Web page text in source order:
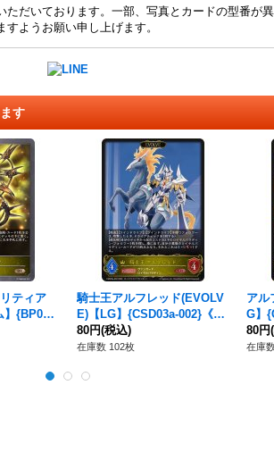
だいております。一部、写真とカードの型番が
ようお願い申し上げます。
す
ティア
】{BP05-
騎士王アルフレッド(EVOLV
E)【LG】{CSD03a-002}《ロ
イヤル》
80円(税込)
在庫数 102枚
アル
G】
ル》
80円
在庫